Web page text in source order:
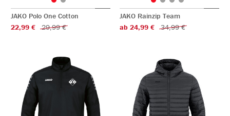
JAKO Polo One Cotton
22,99 €
29,99 €
JAKO Rainzip Team
ab 24,99 €
34,99 €